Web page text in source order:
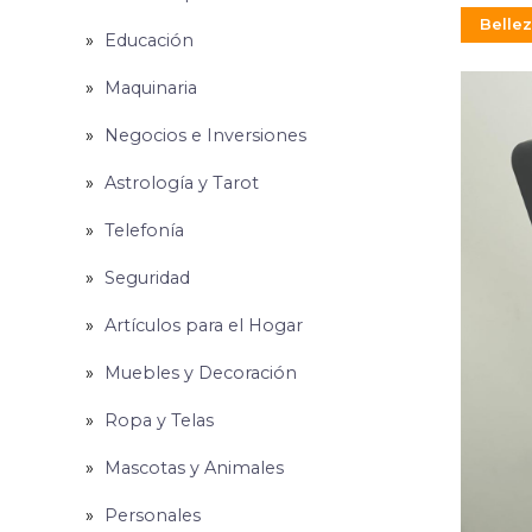
Educación
Maquinaria
Negocios e Inversiones
Astrología y Tarot
Telefonía
Seguridad
Artículos para el Hogar
Muebles y Decoración
Ropa y Telas
Mascotas y Animales
Personales